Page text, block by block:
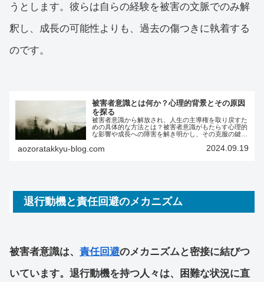
うとします。彼らは自らの経験を被害の文脈でのみ解
釈し、成長の可能性よりも、過去の傷つきに執着する
のです。
被害者意識とは何か？心理的背景とその原因
を探る
被害者意識から解放され、人生の主導権を取り戻すた
めの具体的な方法とは？被害者意識がもたらす心理的
な影響や成長への障害を解き明かし、その克服の鍵を
に、真の自由と自信を手に入れる方法を学びましょ
aozoratakkyu-blog.com 2024.09.19
退行動機と責任回避のメカニズム
被害者意識は、 責任回避のメカニズムと密接に結びつ
いています。退行動機を持つ人々は、困難な状況に直